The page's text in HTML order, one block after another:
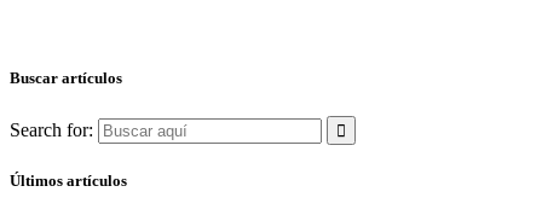
Buscar artículos
Search for:
Últimos artículos